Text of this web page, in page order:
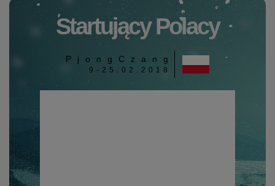
Startujący Polacy
PjongCzang
9-25.02.2018